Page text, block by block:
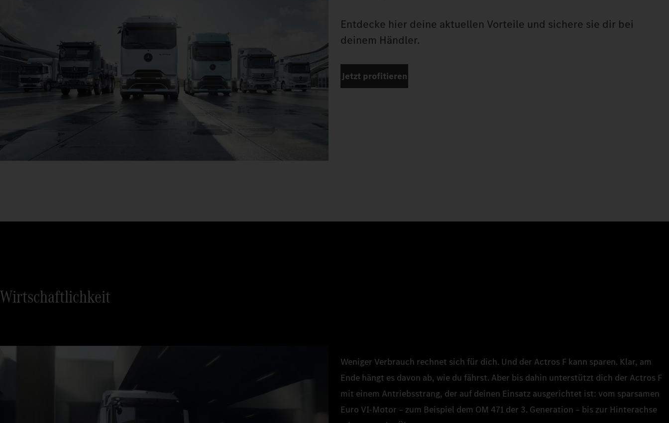
Entdecke hier deine aktuellen Vorteile und sichere sie dir bei
deinem Händler.
Jetzt profitieren
Wirtschaftlichkeit
Weniger Verbrauch rechnet sich für dich. Und der Actros F kann sparen. Klar, am
Ende hängt es davon ab, wie du fährst. Aber bis dahin unterstützt dich der Actros F
mit einem Antriebsstrang, der auf deinen Einsatz ausgerichtet ist: vom sparsamen
Euro VI‑Motor – zum Beispiel dem OM 471 der 3. Generation – bis zur Hinterachse